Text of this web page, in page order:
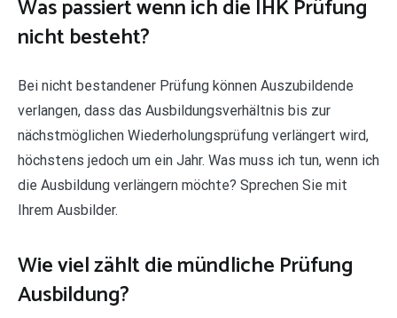
Was passiert wenn ich die IHK Prüfung
nicht besteht?
Bei nicht bestandener Prüfung können Auszubildende
verlangen, dass das Ausbildungsverhältnis bis zur
nächstmöglichen Wiederholungsprüfung verlängert wird,
höchstens jedoch um ein Jahr. Was muss ich tun, wenn ich
die Ausbildung verlängern möchte? Sprechen Sie mit
Ihrem Ausbilder.
Wie viel zählt die mündliche Prüfung
Ausbildung?